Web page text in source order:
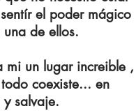
el poder mágico
de ellos.
mi un lugar increible ,
coexiste... en
salvaje.